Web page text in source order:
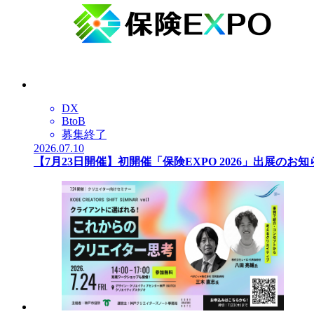
DX
BtoB
募集終了
2026.07.10
【7月23日開催】初開催「保険EXPO 2026」出展のお知